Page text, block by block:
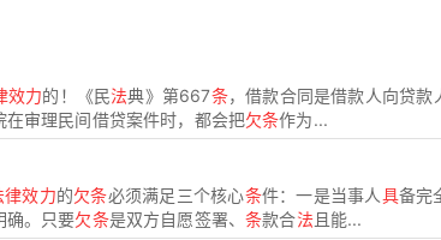
效力的！《民法典》第667条，借款合同是借款人向贷
在审理民间借贷案件时，都会把欠条作为...
律效力的欠条必须满足三个核心条件：一是当事人具备完
确。只要欠条是双方自愿签署、 条款合法且能...